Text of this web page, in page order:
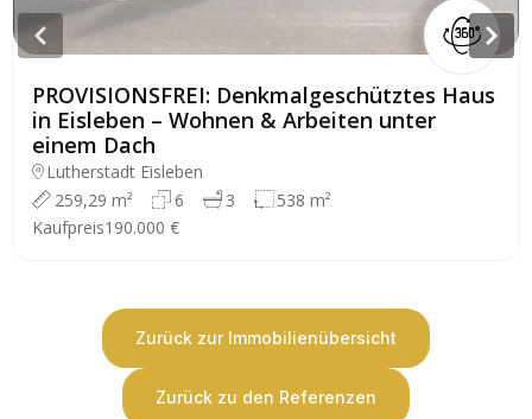
PROVISIONSFREI: Denkmalgeschütztes Haus
in Eisleben – Wohnen & Arbeiten unter
einem Dach
Lutherstadt Eisleben
259,29 m²
6 3
538 m²
Kaufpreis190.000 €
Zurück zur Immobilienübersicht
Zurück zu den Referenzen